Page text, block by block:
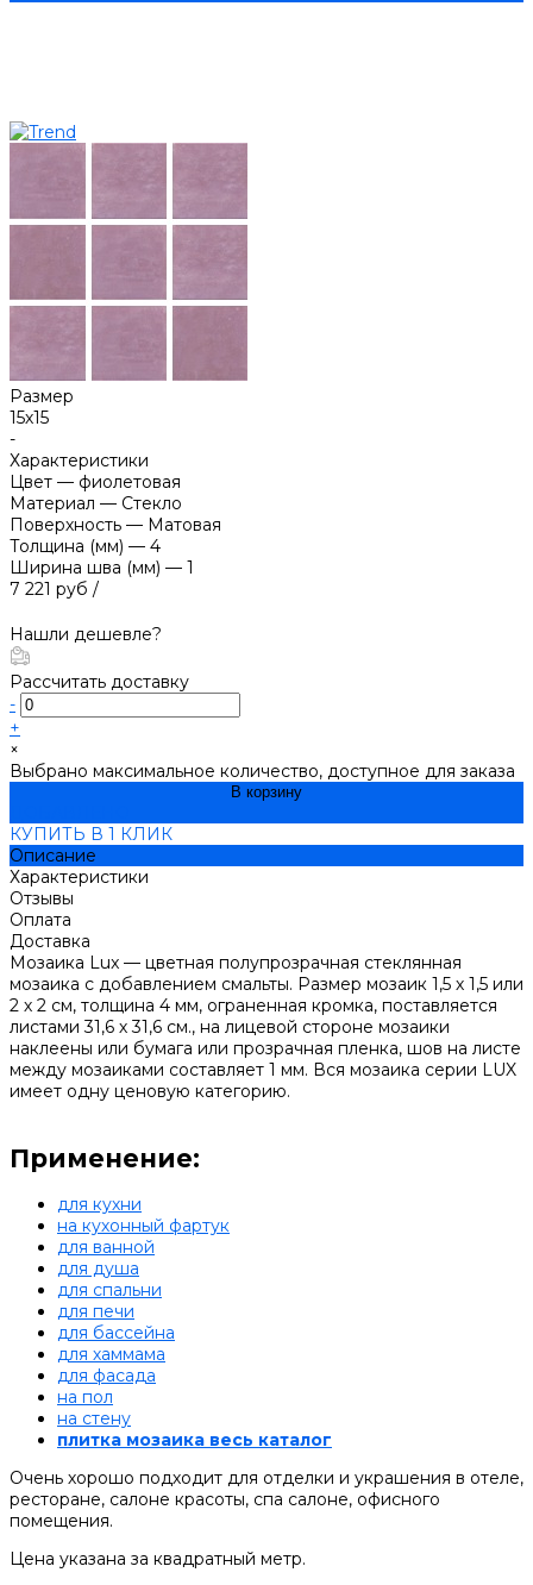
Размер
15х15
-
Характеристики
Цвет — фиолетовая
Материал — Стекло
Поверхность — Матовая
Толщина (мм) — 4
Ширина шва (мм) — 1
7 221 руб /
Нашли дешевле?
Рассчитать доставку
-
+
×
Выбрано максимальное количество, доступное для заказа
В корзину
КУПИТЬ В 1 КЛИК
Описание
Характеристики
Отзывы
Оплата
Доставка
Мозаика Lux — цветная полупрозрачная стеклянная
мозаика с добавлением смальты. Размер мозаик 1,5 х 1,5 или
2 х 2 см, толщина 4 мм, ограненная кромка, поставляется
листами 31,6 х 31,6 см., на лицевой стороне мозаики
наклеены или бумага или прозрачная пленка, шов на листе
между мозаиками составляет 1 мм. Вся мозаика серии LUX
имеет одну ценовую категорию.
Применение:
для кухни
на кухонный фартук
для ванной
для душа
для спальни
для печи
для бассейна
для хаммама
для фасада
на пол
на стену
плитка мозаика весь каталог
Очень хорошо подходит для отделки и украшения в отеле,
ресторане, салоне красоты, спа салоне, офисного
помещения.
Цена указана за квадратный метр.